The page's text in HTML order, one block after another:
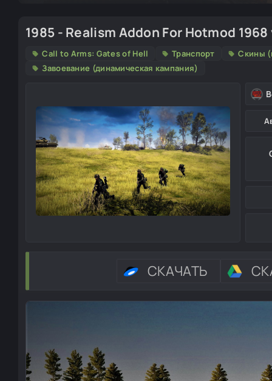
1985 - Realism Addon For Hotmod
Call to Arms: Gates of Hell Транспорт
Скины
Завоевание (динамическая кампания)
СКАЧАТЬ